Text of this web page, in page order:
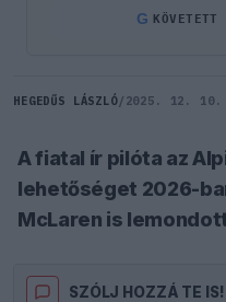
G
HEGEDŰS LÁSZLÓ/ 2025. 12. 10.
A fiatal ír pilóta az
lehetőséget 2026-
McLaren is
SZÓLJ HOZZÁ TE IS!